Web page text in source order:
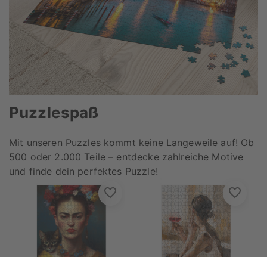
Puzzlespaß
Mit unseren Puzzles kommt keine Langeweile auf! Ob
500 oder 2.000 Teile – entdecke zahlreiche Motive
und finde dein perfektes Puzzle!